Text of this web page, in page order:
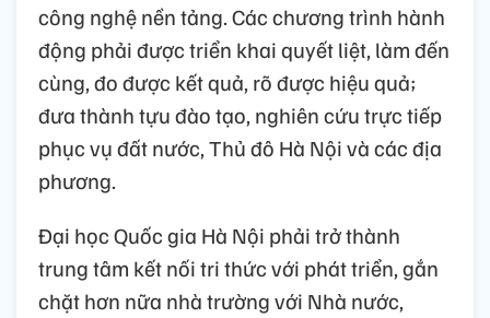
công nghệ nền tảng. Các chương trình hành
động phải được triển khai quyết liệt, làm đến
cùng, đo được kết quả, rõ được hiệu quả;
đưa thành tựu đào tạo, nghiên cứu trực tiếp
phục vụ đất nước, Thủ đô Hà Nội và các địa
phương.
Đại học Quốc gia Hà Nội phải trở thành
trung tâm kết nối tri thức với phát triển, gắn
chặt hơn nữa nhà trường với Nhà nước,